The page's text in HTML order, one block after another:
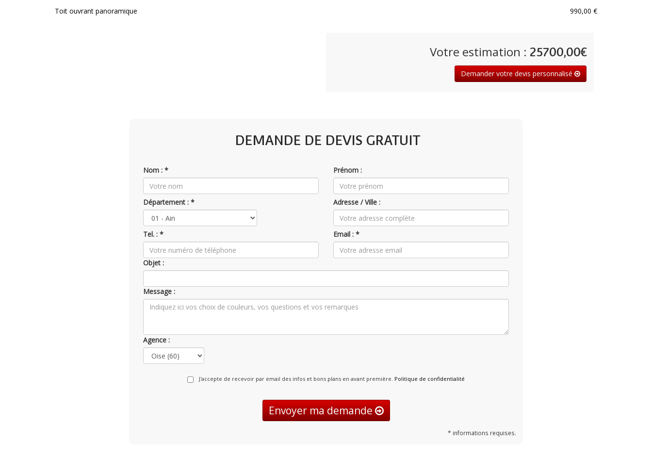
Toit ouvrant panoramique 990,00 €
Votre estimation : 25700,00€
Demander votre devis personnalisé
DEMANDE DE DEVIS GRATUIT
Nom : * Prénom :
Département : * Adresse / Ville :
Tel. : * Email : *
Objet :
Message :
Agence :
J'accepte de recevoir par email des infos et bons plans en avant première. Politique de confidentialité
Envoyer ma demande
* informations requises.